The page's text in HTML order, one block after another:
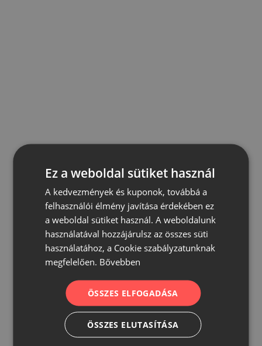
500
Ez a weboldal sütiket használ
A kedvezmények és kuponok, továbbá a
felhasználói élmény javítása érdekében ez
a weboldal sütiket használ. A weboldalunk
használatával hozzájárulsz az összes süti
használatához, a Cookie szabályzatunknak
megfelelően. Bővebben
ÖSSZES ELFOGADÁSA
ÖSSZES ELUTASÍTÁSA